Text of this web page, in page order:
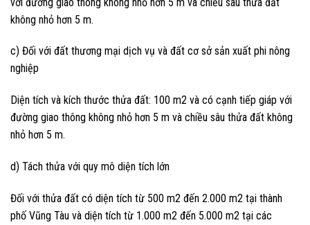
không nhỏ hơn 5 m.
c) Đối với đất thương mại dịch vụ và đất cơ sở sản xuất phi nông
nghiệp
Diện tích và kích thước thửa đất: 100 m2 và có cạnh tiếp giáp với
đường giao thông không nhỏ hơn 5 m và chiều sâu thửa đất không
nhỏ hơn 5 m.
d) Tách thửa với quy mô diện tích lớn
Đối với thửa đất có diện tích từ 500 m2 đến 2.000 m2 tại thành
phố Vũng Tàu và diện tích từ 1.000 m2 đến 5.000 m2 tại các